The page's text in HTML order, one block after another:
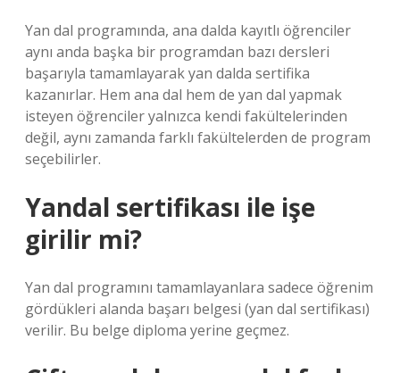
Yan dal programında, ana dalda kayıtlı öğrenciler
aynı anda başka bir programdan bazı dersleri
başarıyla tamamlayarak yan dalda sertifika
kazanırlar. Hem ana dal hem de yan dal yapmak
isteyen öğrenciler yalnızca kendi fakültelerinden
değil, aynı zamanda farklı fakültelerden de program
seçebilirler.
Yandal sertifikası ile işe
girilir mi?
Yan dal programını tamamlayanlara sadece öğrenim
gördükleri alanda başarı belgesi (yan dal sertifikası)
verilir. Bu belge diploma yerine geçmez.